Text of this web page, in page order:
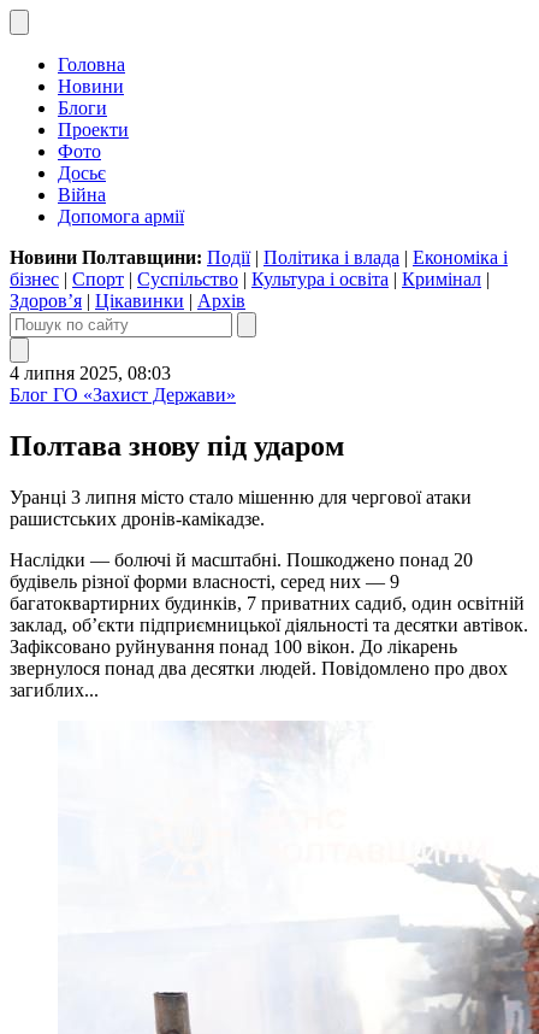
Головна
Новини
Блоги
Проекти
Фото
Досьє
Війна
Допомога армії
Новини Полтавщини: Події| Політика і влада | Економіка і
бізнес | Спорт | Суспільство | Культура і освіта | Кримінал |
Здоров’я | Цікавинки | Архів
4 липня 2025, 08:03
Блог ГО «Захист Держави»
Полтава знову під ударом
Уранці 3 липня місто стало мішенню для чергової атаки
рашистських дронів-камікадзе.
Наслідки — болючі й масштабні. Пошкоджено понад 20
будівель різної форми власності, серед них — 9
багатоквартирних будинків, 7 приватних садиб, один освітній
заклад, об’єкти підприємницької діяльності та десятки автівок.
Зафіксовано руйнування понад 100 вікон. До лікарень
звернулося понад два десятки людей. Повідомлено про двох
загиблих...